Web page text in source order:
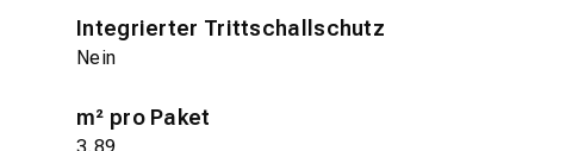
Integrierter Trittschallschutz
Nein
m² pro Paket